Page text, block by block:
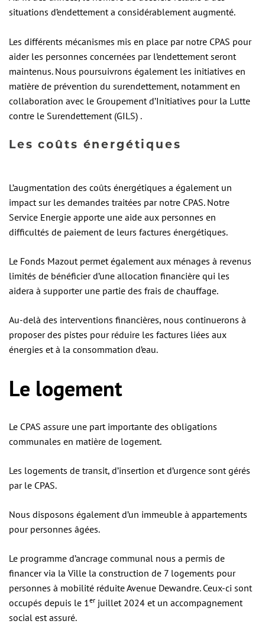
situations d’endettement a considérablement augmenté.
Les différents mécanismes mis en place par notre CPAS pour
aider les personnes concernées par l’endettement seront
maintenus. Nous poursuivrons également les initiatives en
matière de prévention du surendettement, notamment en
collaboration avec le Groupement d’Initiatives pour la Lutte
contre le Surendettement (GILS) .
Les coûts énergétiques
L’augmentation des coûts énergétiques a également un
impact sur les demandes traitées par notre CPAS. Notre
Service Energie apporte une aide aux personnes en
difficultés de paiement de leurs factures énergétiques.
Le Fonds Mazout permet également aux ménages à revenus
limités de bénéficier d’une allocation financière qui les
aidera à supporter une partie des frais de chauffage.
Au-delà des interventions financières, nous continuerons à
proposer des pistes pour réduire les factures liées aux
énergies et à la consommation d’eau.
Le logement
Le CPAS assure une part importante des obligations
communales en matière de logement.
Les logements de transit, d’insertion et d’urgence sont gérés
par le CPAS.
Nous disposons également d’un immeuble à appartements
pour personnes âgées.
Le programme d’ancrage communal nous a permis de
financer via la Ville la construction de 7 logements pour
personnes à mobilité réduite Avenue Dewandre. Ceux-ci sont
occupés depuis le 1er juillet 2024 et un accompagnement
social est assuré.